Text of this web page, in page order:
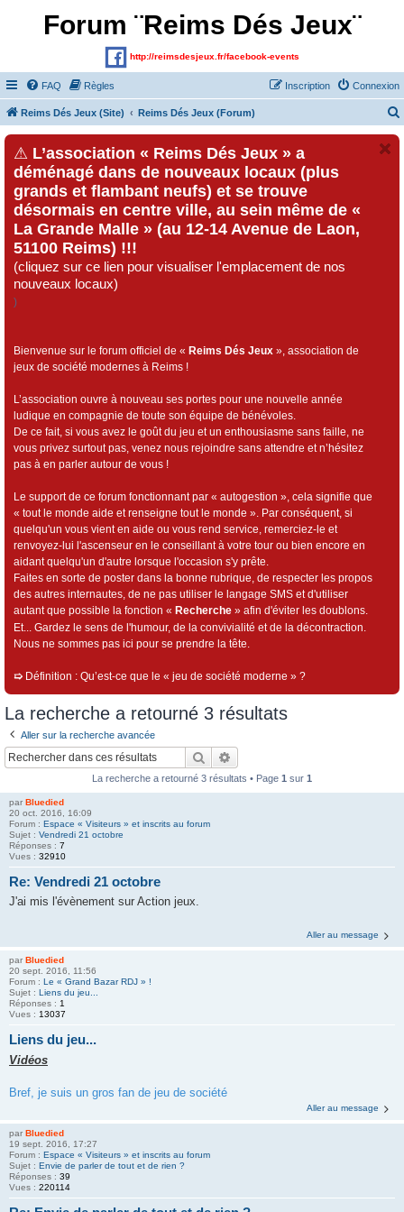
Forum ¨Reims Dés Jeux¨
http://reimsdesjeux.fr/facebook-events
FAQ Règles Connexion
Inscription
Reims Dés Jeux (Site) Reims Dés Jeux (Forum)
⚠ L’association « Reims Dés Jeux » a
déménagé dans de nouveaux locaux (plus
grands et flambant neufs) et se trouve
désormais en centre ville, au sein même de «
La Grande Malle » (au 12-14 Avenue de Laon,
51100 Reims) !!!
(cliquez sur ce lien pour visualiser l'emplacement de nos
nouveaux locaux)
)
Bienvenue sur le forum officiel de « Reims Dés Jeux », association de
jeux de société modernes à Reims !
L’association ouvre à nouveau ses portes pour une nouvelle année
ludique en compagnie de toute son équipe de bénévoles.
De ce fait, si vous avez le goût du jeu et un enthousiasme sans faille, ne
vous privez surtout pas, venez nous rejoindre sans attendre et n’hésitez
pas à en parler autour de vous !
Le support de ce forum fonctionnant par « autogestion », cela signifie que
« tout le monde aide et renseigne tout le monde ». Par conséquent, si
quelqu'un vous vient en aide ou vous rend service, remerciez-le et
renvoyez-lui l'ascenseur en le conseillant à votre tour ou bien encore en
aidant quelqu'un d'autre lorsque l'occasion s'y prête.
Faites en sorte de poster dans la bonne rubrique, de respecter les propos
des autres internautes, de ne pas utiliser le langage SMS et d'utiliser
autant que possible la fonction « Recherche » afin d'éviter les doublons.
Et... Gardez le sens de l'humour, de la convivialité et de la décontraction.
Nous ne sommes pas ici pour se prendre la tête.
➯ Définition : Qu’est-ce que le « jeu de société moderne » ?
La recherche a retourné 3 résultats
Aller sur la recherche avancée
Rechercher
La recherche a retourné 3 résultats • Page 1 sur 1
par Bluedied
20 oct. 2016, 16:09
Forum : Espace « Visiteurs » et inscrits au forum
Sujet : Vendredi 21 octobre
Réponses : 7
Vues : 32910
Re: Vendredi 21 octobre
J'ai mis l'évènement sur Action jeux.
Aller au message
par Bluedied
20 sept. 2016, 11:56
Forum : Le « Grand Bazar RDJ » !
Sujet : Liens du jeu...
Réponses : 1
Vues : 13037
Liens du jeu...
Vidéos
Bref, je suis un gros fan de jeu de société
Aller au message
par Bluedied
19 sept. 2016, 17:27
Forum : Espace « Visiteurs » et inscrits au forum
Sujet : Envie de parler de tout et de rien ?
Réponses : 39
Vues : 220114